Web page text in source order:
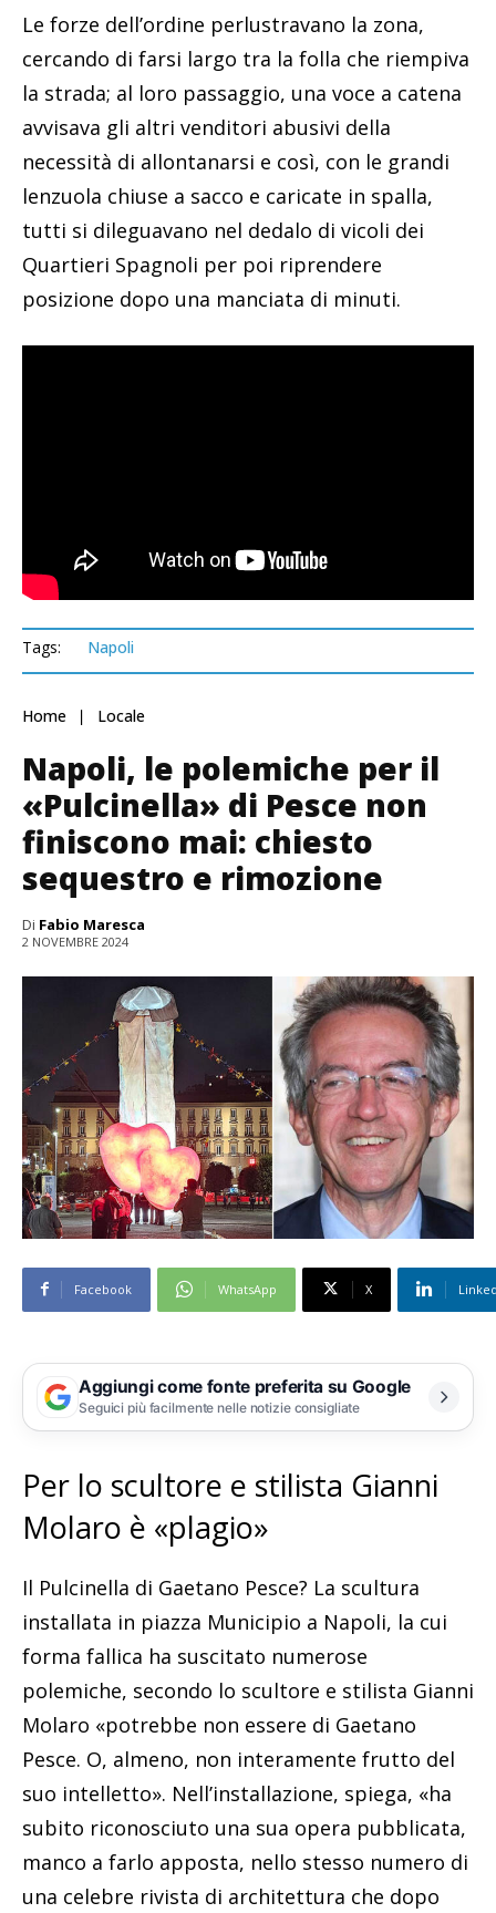
Le forze dell’ordine perlustravano la zona,
cercando di farsi largo tra la folla che riempiva
la strada; al loro passaggio, una voce a catena
avvisava gli altri venditori abusivi della
necessità di allontanarsi e così, con le grandi
lenzuola chiuse a sacco e caricate in spalla,
tutti si dileguavano nel dedalo di vicoli dei
Quartieri Spagnoli per poi riprendere
posizione dopo una manciata di minuti.
Tags: Napoli
Home Locale
Napoli, le polemiche per il
«Pulcinella» di Pesce non
finiscono mai: chiesto
sequestro e rimozione
Di Fabio Maresca
2 NOVEMBRE 2024
Facebook WhatsApp X
Aggiungi come fonte preferita su Google
Seguici più facilmente nelle notizie consigliate
Per lo scultore e stilista Gianni
Molaro è «plagio»
Il Pulcinella di Gaetano Pesce? La scultura
installata in piazza Municipio a Napoli, la cui
forma fallica ha suscitato numerose
polemiche, secondo lo scultore e stilista Gianni
Molaro «potrebbe non essere di Gaetano
Pesce. O, almeno, non interamente frutto del
suo intelletto». Nell’installazione, spiega, «ha
subito riconosciuto una sua opera pubblicata,
manco a farlo apposta, nello stesso numero di
una celebre rivista di architettura che dopo